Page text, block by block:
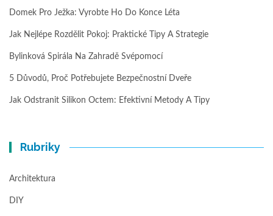
Domek Pro Ježka: Vyrobte Ho Do Konce Léta
Jak Nejlépe Rozdělit Pokoj: Praktické Tipy A Strategie
Bylinková Spirála Na Zahradě Svépomocí
5 Důvodů, Proč Potřebujete Bezpečnostní Dveře
Jak Odstranit Silikon Octem: Efektivní Metody A Tipy
Rubriky
Architektura
DIY